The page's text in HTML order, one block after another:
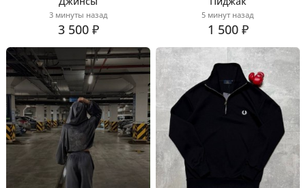
3 минуты назад
3 500 ₽
5 минут назад
1 500 ₽